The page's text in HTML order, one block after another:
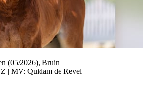
(05/2026), Bruin
| MV: Quidam de Revel